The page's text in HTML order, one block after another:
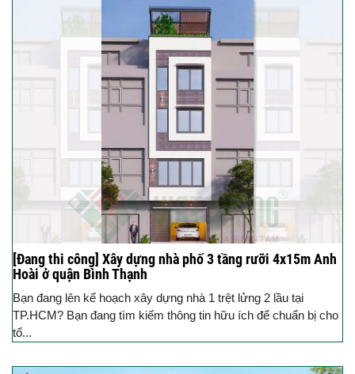
[Đang thi công] Xây dựng nhà phố 3 tầng rưỡi 4x15m Anh
Hoài ở quận Bình Thạnh
Bạn đang lên kế hoạch xây dựng nhà 1 trệt lửng 2 lầu tại
TP.HCM? Bạn đang tìm kiếm thông tin hữu ích để chuẩn bị cho
tổ...